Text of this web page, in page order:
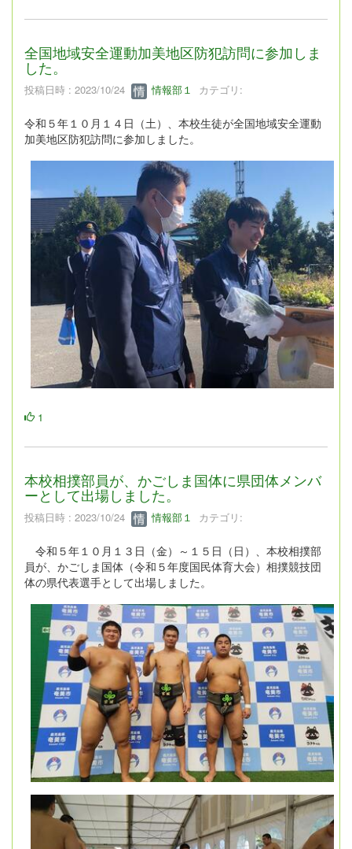
全国地域安全運動加美地区防犯訪問に参加しま
した。
投稿日時 : 2023/10/24 情報部１ カテゴリ:
令和５年１０月１４日（土）、本校生徒が全国地域安全運動
加美地区防犯訪問に参加しました。
1
本校相撲部員が、かごしま国体に県団体メンバ
ーとして出場しました。
投稿日時 : 2023/10/24 情報部１ カテゴリ:
令和５年１０月１３日（金）～１５日（日）、本校相撲部
員が、かごしま国体（令和５年度国民体育大会）相撲競技団
体の県代表選手として出場しました。